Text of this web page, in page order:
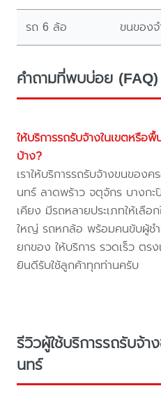
รถ 6 ล้อ ขนของ
คำถามที่พบบ่อย (FAQ)
ให้บริการรถรับจ้างในเขตหรือ
บ้าง?
เราให้บริการรถรับจ้างขนของ
นทร์ ลาดพร้าว จตุจักร บางก
เคียง มีรถหลายประเภทให้เลือ
ใหญ่ รถหกล้อ พร้อมคนขับผู้ช
ยกของ ให้บริการ รวดเร็ว ตรง
ยินดีรับใช้ลูกค้าทุกท่านครับ
รีวิวผู้ใช้บริการรถรับจ้
นทร์